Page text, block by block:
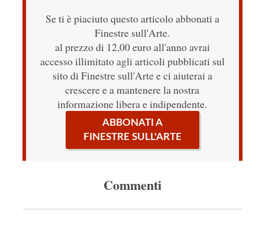
Se ti è piaciuto questo articolo abbonati a
Finestre sull'Arte.
al prezzo di 12,00 euro all'anno avrai
accesso illimitato agli articoli pubblicati sul
sito di Finestre sull'Arte e ci aiuterai a
crescere e a mantenere la nostra
informazione libera e indipendente.
ABBONATI A
FINESTRE SULL'ARTE
Commenti